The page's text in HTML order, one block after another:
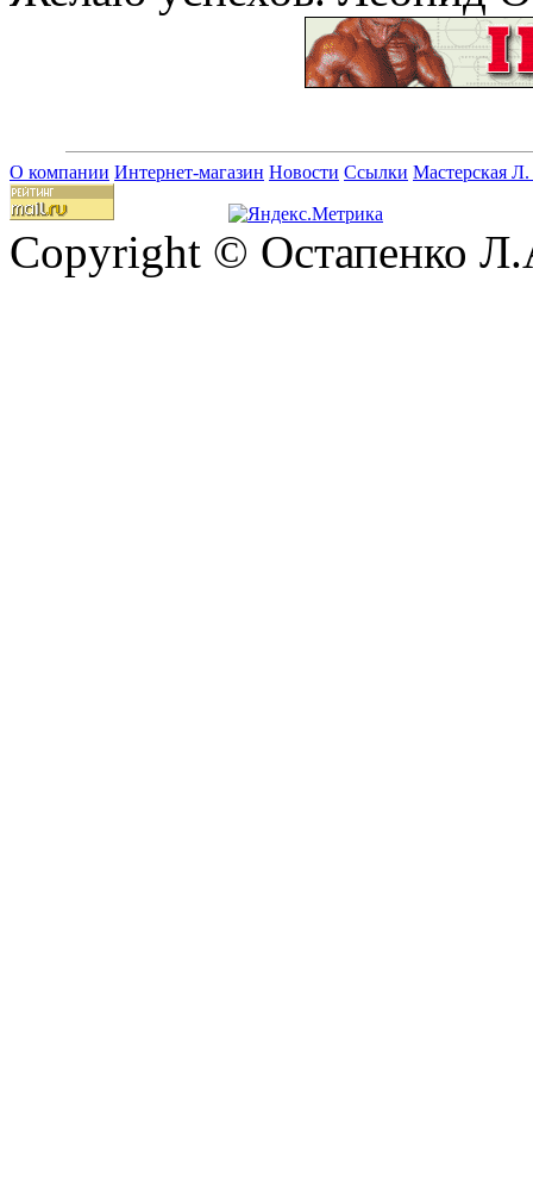
О компании Интернет-магазин Новости Ссылки Мастерская
Copyright © Остапенко